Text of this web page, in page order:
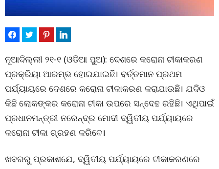
ନୂଆଦିଲ୍ଲୀ ୨୧-୧ (ଓଡିଆ ପୁଅ): ଦେଶରେ କରୋନା ଟୀକାକରଣ
ପ୍ରକ୍ରିୟା ଆରମ୍ଭ ହୋଇଯାଇଛି। ବର୍ତ୍ତମାନ ପ୍ରଥମ
ପର୍ଯ୍ୟାୟରେ ଦେଶରେ କରୋନା ଟୀକାକରଣ କରାଯାଉଛି। ଯଦିଓ
କିଛି ଲୋକଙ୍କର କରୋନା ଟୀକା ଉପରେ ସନ୍ଦେହ ରହିଛି। ଏଥିପାଇଁ
ପ୍ରଧାନମନ୍ତ୍ରୀ ନରେନ୍ଦ୍ର ମୋଦୀ ଦ୍ୱିତୀୟ ପର୍ଯ୍ୟାୟରେ
କରୋନା ଟୀକା ଗ୍ରହଣ କରିବେ।
ଖବରରୁ ପ୍ରକାଶଯେ, ଦ୍ୱିତୀୟ ପର୍ଯ୍ୟାୟରେ ଟୀକାକରଣରେ